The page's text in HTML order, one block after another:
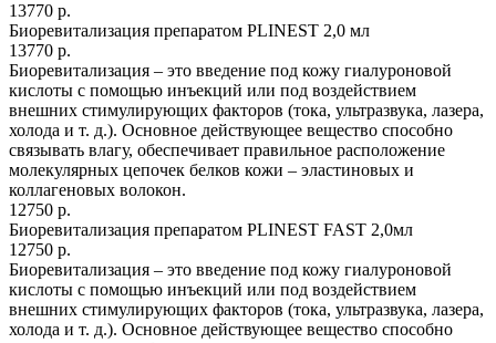
13770 р.
Биоревитализация препаратом PLINEST 2,0 мл
13770 р.
Биоревитализация – это введение под кожу гиалуроновой
кислоты с помощью инъекций или под воздействием
внешних стимулирующих факторов (тока, ультразвука, лазера,
холода и т. д.). Основное действующее вещество способно
связывать влагу, обеспечивает правильное расположение
молекулярных цепочек белков кожи – эластиновых и
коллагеновых волокон.
12750 р.
Биоревитализация препаратом PLINEST FAST 2,0мл
12750 р.
Биоревитализация – это введение под кожу гиалуроновой
кислоты с помощью инъекций или под воздействием
внешних стимулирующих факторов (тока, ультразвука, лазера,
холода и т. д.). Основное действующее вещество способно